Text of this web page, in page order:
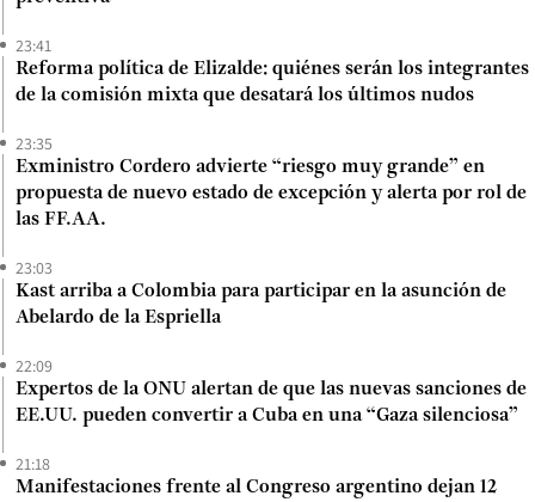
23:41
Reforma política de Elizalde: quiénes serán los integrantes
de la comisión mixta que desatará los últimos nudos
23:35
Exministro Cordero advierte “riesgo muy grande” en
propuesta de nuevo estado de excepción y alerta por rol de
las FF.AA.
23:03
Kast arriba a Colombia para participar en la asunción de
Abelardo de la Espriella
22:09
Expertos de la ONU alertan de que las nuevas sanciones de
EE.UU. pueden convertir a Cuba en una “Gaza silenciosa”
21:18
Manifestaciones frente al Congreso argentino dejan 12